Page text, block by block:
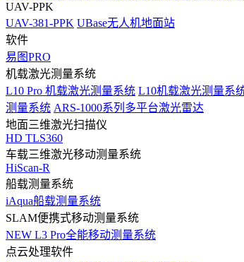
UAV-PPK
UAV-381-PPK UBase无人机地面站
软件
易图PRO
机载激光测量系统
L10 Pro 机载激光测量系统 L10机载激光测量系
测量系统 ARS-1000系列多平台激光雷达
地面三维激光扫描仪
HD TLS360
车载三维激光移动测量系统
HiScan-R
船载测量系统
iAqua船载测量系统
SLAM便携式移动测量系统
NEW L3 Pro全能移动测量系统
点云处理软件